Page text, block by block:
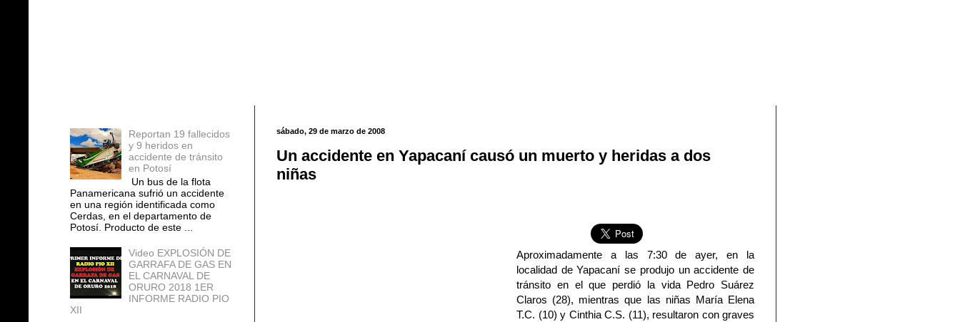
sábado, 29 de marzo de 2008
Un accidente en Yapacaní causó un muerto y heridas a dos
niñas
Aproximadamente a las 7:30 de ayer, en la
localidad de Yapacaní se produjo un accidente de
tránsito en el que perdió la vida Pedro Suárez
Claros (28), mientras que las niñas María Elena
T.C. (10) y Cinthia C.S. (11), resultaron con graves
Reportan 19 fallecidos
y 9 heridos en
accidente de tránsito
en Potosí
Un bus de la flota
Panamericana sufrió un accidente
en una región identificada como
Cerdas, en el departamento de
Potosí. Producto de este ...
Video EXPLOSIÓN DE
GARRAFA DE GAS EN
EL CARNAVAL DE
ORURO 2018 1ER
INFORME RADIO PIO
XII